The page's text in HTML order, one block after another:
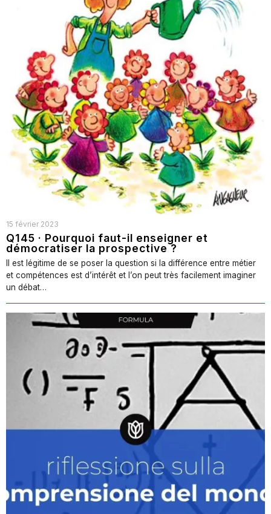
15 février 2023
Q145 · Pourquoi faut-il enseigner et
démocratiser la prospective ?
Il est légitime de se poser la question si la différence entre métier
et compétences est d’intérêt et l’on peut très facilement imaginer
un débat…